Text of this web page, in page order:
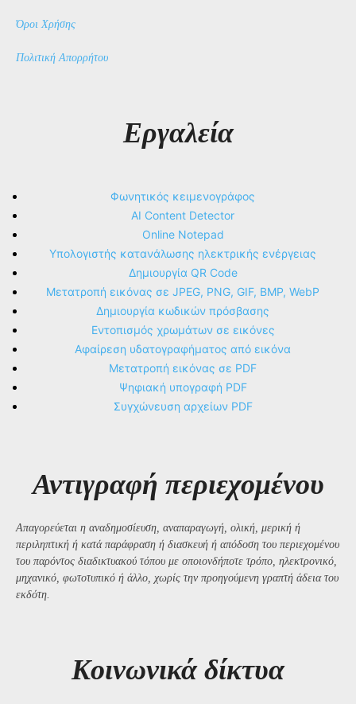
Όροι Χρήσης
Πολιτική Απορρήτου
Εργαλεία
Φωνητικός κειμενογράφος
AI Content Detector
Online Notepad
Υπολογιστής κατανάλωσης ηλεκτρικής ενέργειας
Δημιουργία QR Code
Μετατροπή εικόνας σε JPEG, PNG, GIF, BMP, WebP
Δημιουργία κωδικών πρόσβασης
Εντοπισμός χρωμάτων σε εικόνες
Αφαίρεση υδατογραφήματος από εικόνα
Μετατροπή εικόνας σε PDF
Ψηφιακή υπογραφή PDF
Συγχώνευση αρχείων PDF
Αντιγραφή περιεχομένου
Απαγορεύεται η αναδημοσίευση, αναπαραγωγή, ολική, μερική ή
περιληπτική ή κατά παράφραση ή διασκευή ή απόδοση του περιεχομένου
του παρόντος διαδικτυακού τόπου με οποιονδήποτε τρόπο, ηλεκτρονικό,
μηχανικό, φωτοτυπικό ή άλλο, χωρίς την προηγούμενη γραπτή άδεια του
εκδότη.
Kοινωνικά δίκτυα